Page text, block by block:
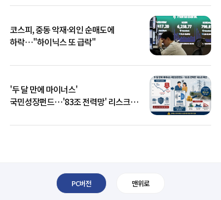
코스피, 중동 악재·외인 순매도에
하락…"하이닉스 또 급락"
'두 달 만에 마이너스'
국민성장펀드…'83조 전력망' 리스크
PC버전 맨위로